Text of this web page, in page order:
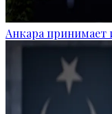
Анкара принимает